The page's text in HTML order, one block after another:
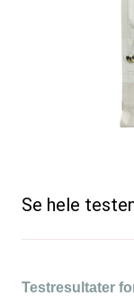
Se hele
Testresultater